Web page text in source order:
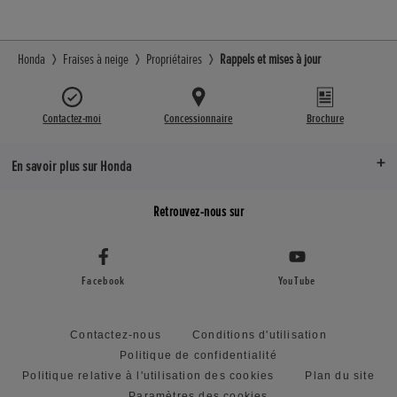
Honda Fraises à neige Propriétaires Rappels et mises à jour
Contactez-moi Concessionnaire Brochure
En savoir plus sur Honda
Retrouvez-nous sur
Facebook YouTube
Contactez-nous
Conditions d'utilisation
Politique de confidentialité
Politique relative à l'utilisation des cookies
Plan du site